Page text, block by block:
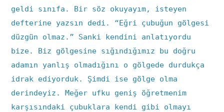
geldi sınıfa. Bir söz okuyayım, isteyen
defterine yazsın dedi. “Eğri çubuğun gölgesi
düzgün olmaz.” Sanki kendini anlatıyordu
bize. Biz gölgesine sığındığımız bu doğru
adamın yanlış olmadığını o gölgede durdukça
idrak ediyorduk. Şimdi ise gölge olma
derindeyiz. Meğer ufku geniş öğretmenim
karşısındaki çubuklara kendi gibi olmayı